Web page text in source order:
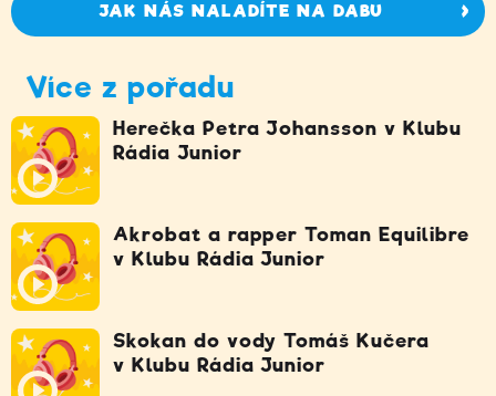
JAK NÁS NALADÍTE NA DABU
Více z pořadu
Herečka Petra Johansson v Klubu
Rádia Junior
Akrobat a rapper Toman Equilibre
v Klubu Rádia Junior
Skokan do vody Tomáš Kučera
v Klubu Rádia Junior